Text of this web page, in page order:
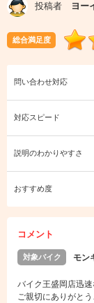
投稿者 ヨー
総合満足度
問い合わせ対応
対応スピード
説明のわかりやすさ
おすすめ度
コメント
対象バイク モン
バイク王盛岡店迅
ご親切にありがとう